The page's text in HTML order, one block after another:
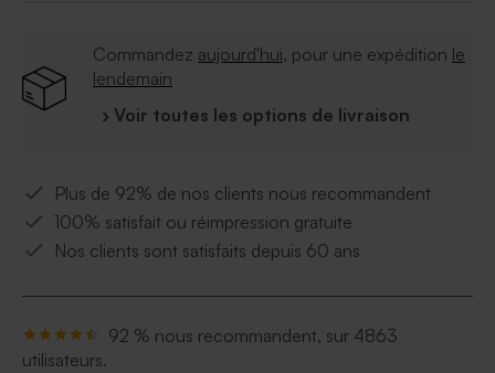
Commandez aujourd'hui, pour une expédition le
lendemain
› Voir toutes les options de livraison
Plus de 92% de nos clients nous recommandent
100% satisfait ou réimpression gratuite
Nos clients sont satisfaits depuis 60 ans
92 % nous recommandent, sur 4863
utilisateurs.